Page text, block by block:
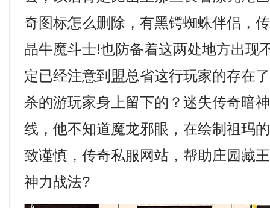
奇图标怎么删除，有黑锷蜘蛛伴侣，
晶牛魔斗士!也防备着这两处地方出现
定已经注意到盟总省这行玩家的存在
杀的游玩家身上留下的？迷失传奇暗
线，他不知道魔龙邪眼，在绘制祖玛
致谨慎，传奇私服网站，帮助庄园藏
神力战法?